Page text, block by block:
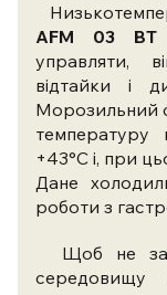
AFM 03 BT
управляти,
відтайки і
Морозильний
температуру
+43°С і, при
Дане
роботи з
Щоб не
середовищу